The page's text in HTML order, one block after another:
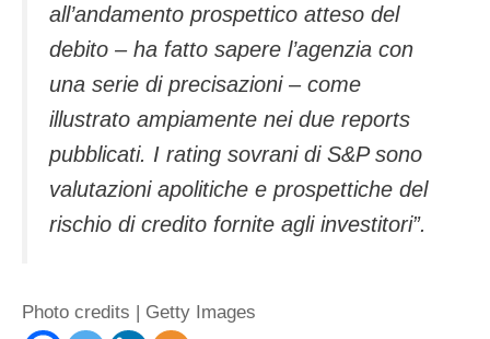
all’andamento prospettico atteso del
debito – ha fatto sapere l’agenzia con
una serie di precisazioni – come
illustrato ampiamente nei due reports
pubblicati. I rating sovrani di S&P sono
valutazioni apolitiche e prospettiche del
rischio di credito fornite agli investitori”.
Photo credits | Getty Images